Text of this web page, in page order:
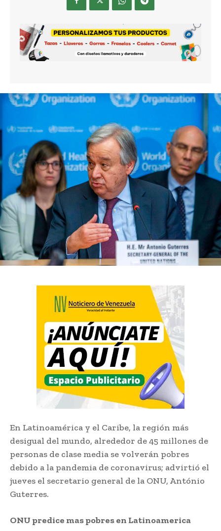
En Latinoamérica y el Caribe, la región más
desigual del mundo, alrededor de 45 millones de
personas de clase media se volverán pobres
debido a la pandemia de coronavirus; advirtió el
jueves el secretario general de la ONU, António
Guterres.
ONU predice mas pobres en Latinoamerica